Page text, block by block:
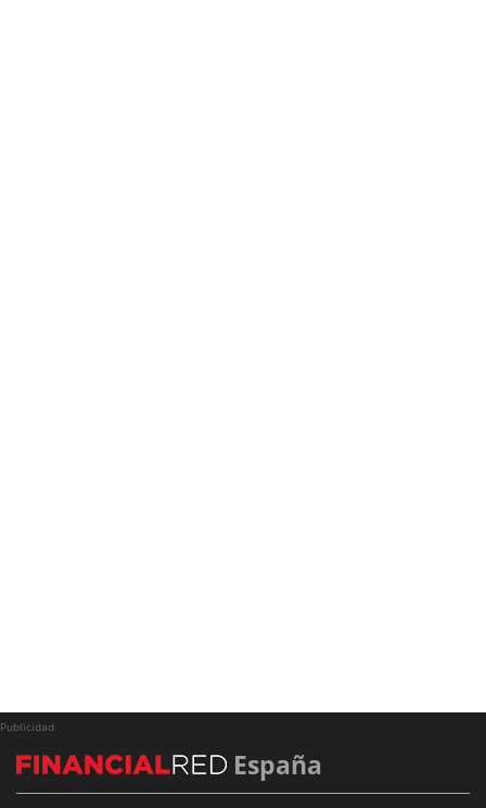
Publicidad
España